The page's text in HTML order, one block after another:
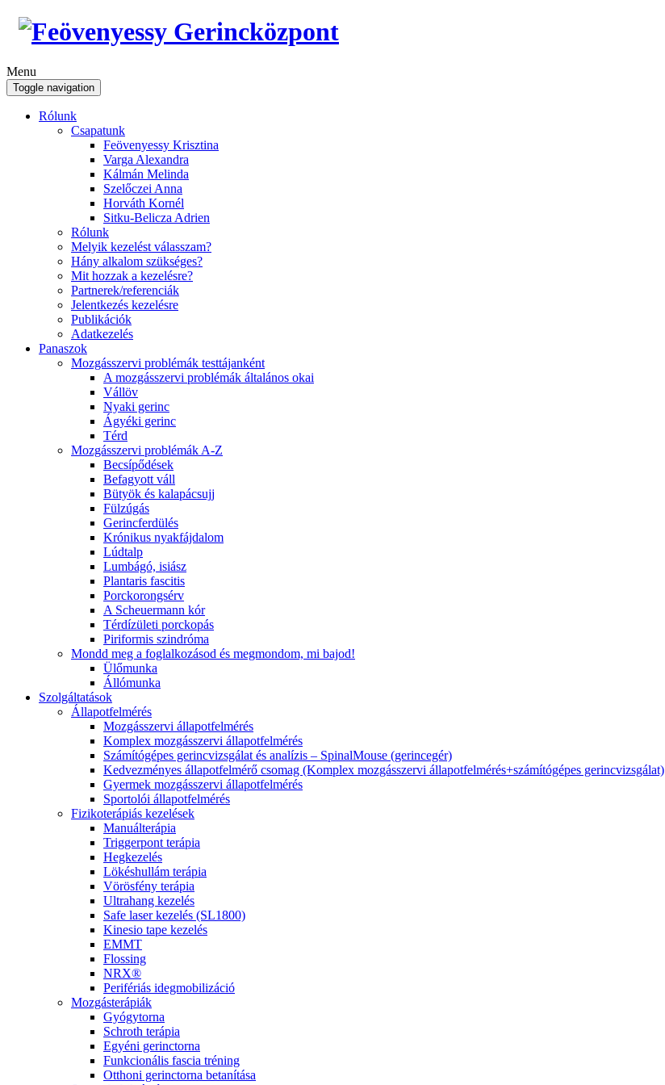
Menu
Toggle navigation
Rólunk
Csapatunk
Feövenyessy Krisztina
Varga Alexandra
Kálmán Melinda
Szelőczei Anna
Horváth Kornél
Sitku-Belicza Adrien
Rólunk
Melyik kezelést válasszam?
Hány alkalom szükséges?
Mit hozzak a kezelésre?
Partnerek/referenciák
Jelentkezés kezelésre
Publikációk
Adatkezelés
Panaszok
Mozgásszervi problémák testtájanként
A mozgásszervi problémák általános okai
Vállöv
Nyaki gerinc
Ágyéki gerinc
Térd
Mozgásszervi problémák A-Z
Becsípődések
Befagyott váll
Bütyök és kalapácsujj
Fülzúgás
Gerincferdülés
Krónikus nyakfájdalom
Lúdtalp
Lumbágó, isiász
Plantaris fascitis
Porckorongsérv
A Scheuermann kór
Térdízületi porckopás
Piriformis szindróma
Mondd meg a foglalkozásod és megmondom, mi bajod!
Ülőmunka
Állómunka
Szolgáltatások
Állapotfelmérés
Mozgásszervi állapotfelmérés
Komplex mozgásszervi állapotfelmérés
Számítógépes gerincvizsgálat és analízis – SpinalMouse (gerincegér)
Kedvezményes állapotfelmérő csomag (Komplex mozgásszervi állapotfelmérés+számítógépes gerincvizsgálat)
Gyermek mozgásszervi állapotfelmérés
Sportolói állapotfelmérés
Fizikoterápiás kezelések
Manuálterápia
Triggerpont terápia
Hegkezelés
Lökéshullám terápia
Vörösfény terápia
Ultrahang kezelés
Safe laser kezelés (SL1800)
Kinesio tape kezelés
EMMT
Flossing
NRX®
Perifériás idegmobilizáció
Mozgásterápiák
Gyógytorna
Schroth terápia
Egyéni gerinctorna
Funkcionális fascia tréning
Otthoni gerinctorna betanítása